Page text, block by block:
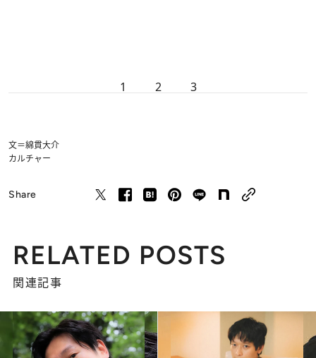
1 2 3
文＝綿貫大介
カルチャー
Share
RELATED POSTS
関連記事